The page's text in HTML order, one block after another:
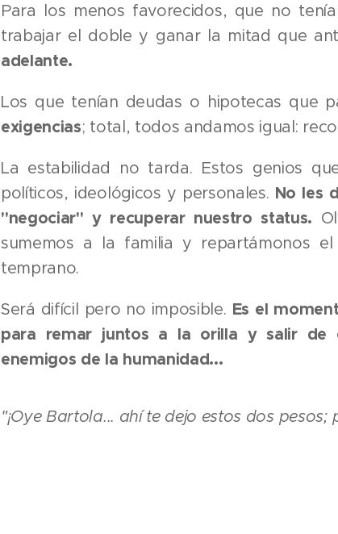
Para los menos favorecidos, que no
trabajar el doble y ganar la mitad que
adelante.
Los que tenían deudas o hipotecas que
exigencias; total, todos andamos igual:
La estabilidad no tarda. Estos genios
políticos, ideológicos y personales. No les
"negociar" y recuperar nuestro status.
sumemos a la familia y repartámonos
temprano.
Será difícil pero no imposible. Es el
para remar juntos a la orilla y salir de
enemigos de la humanidad...
"¡Oye Bartola... ahí te dejo estos dos